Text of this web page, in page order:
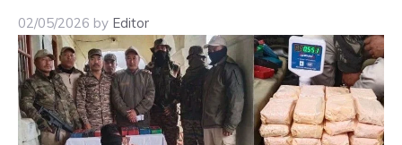
02/05/2026 by Editor